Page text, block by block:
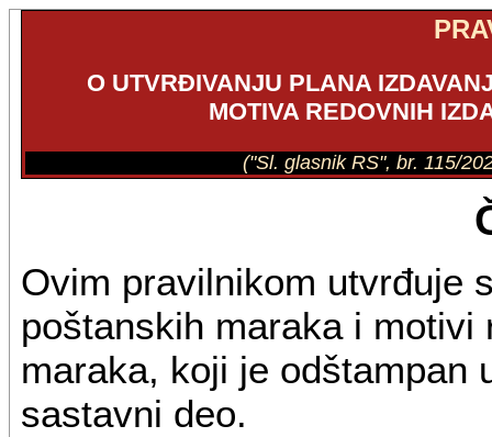
O UTVRĐIVANJU PLANA
MOTIVA REDOVNIH
("Sl. glasnik RS", br. 115/
Ovim pravilnikom utvrđuje
poštanskih maraka i
maraka, koji je odštampan
sastavni deo.